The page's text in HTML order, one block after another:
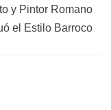
y Pintor Romano
el Estilo Barroco